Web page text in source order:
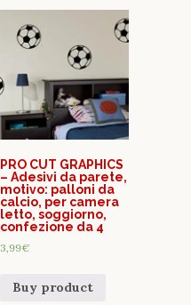
PRO CUT GRAPHICS
– Adesivi da parete,
motivo: palloni da
calcio, per camera
letto, soggiorno,
confezione da 4
3,99€
Buy product